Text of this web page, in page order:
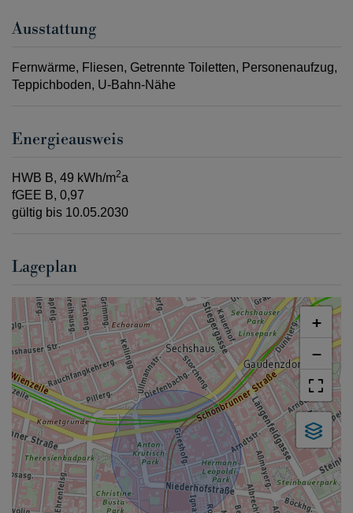
Ausstattung
Fernwärme Fliesen Getrennte Toiletten
Personenaufzug
Teppichboden U-Bahn-Nähe
Energieausweis
HWB B, 49 kWh/m2a
fGEE B, 0,97
gültig bis 10.05.2030
Lageplan
+
−